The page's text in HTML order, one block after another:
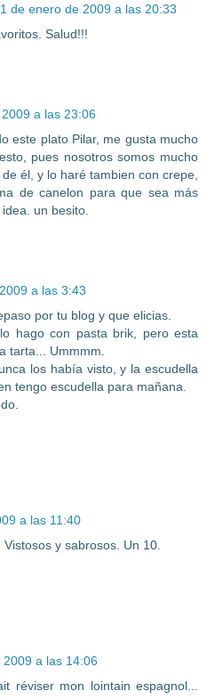
de enero de 2009 a las 20:33
Salud!!!
a las 23:06
este plato Pilar, me gusta mucho
pues nosotros somos mucho
él, y lo haré tambien con crepe,
de canelon para que sea más
un besito.
a las 3:43
por tu blog y que elicias.
hago con pasta brik, pero esta
tarta... Ummmm.
los había visto, y la escudella
tengo escudella para mañana.
a las 11:40
y sabrosos. Un 10.
a las 14:06
réviser mon lointain espagnol...